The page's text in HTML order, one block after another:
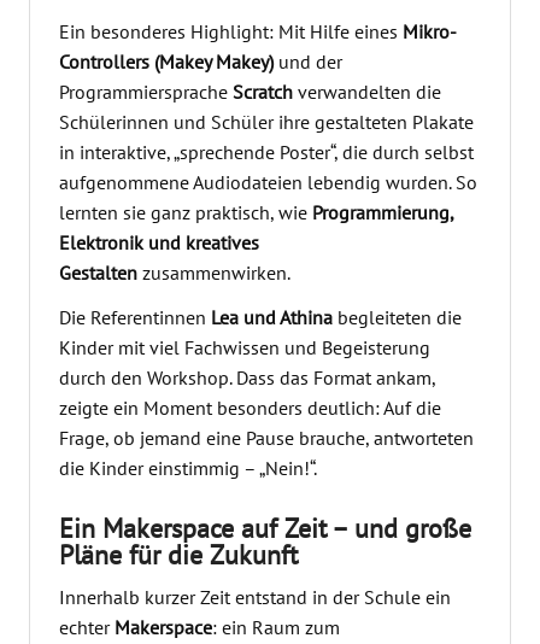
Ein besonderes Highlight: Mit Hilfe eines Mikro-
Controllers (Makey Makey)und der
Programmiersprache Scratch verwandelten die
Schülerinnen und Schüler ihre gestalteten Plakate
in interaktive, „sprechende Poster“, die durch selbst
aufgenommene Audiodateien lebendig wurden. So
lernten sie ganz praktisch, wie Programmierung,
Elektronik und kreatives
Gestalten zusammenwirken.
Die Referentinnen Lea und Athina begleiteten die
Kinder mit viel Fachwissen und Begeisterung
durch den Workshop. Dass das Format ankam,
zeigte ein Moment besonders deutlich: Auf die
Frage, ob jemand eine Pause brauche, antworteten
die Kinder einstimmig – „Nein!“.
Ein Makerspace auf Zeit – und große
Pläne für die Zukunft
Innerhalb kurzer Zeit entstand in der Schule ein
echter Makerspace: ein Raum zum